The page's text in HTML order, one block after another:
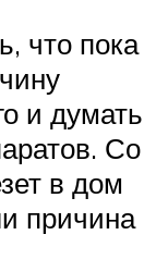
что пока
и думать
Со
в дом
причина